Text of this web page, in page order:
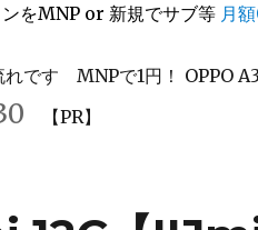
ンをMNP or 新規でサブ等 月
です MNPで1円！ OPPO
【PR】